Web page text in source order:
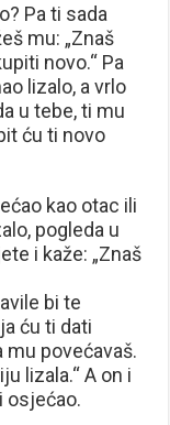
Pa ti sada
mu: „Znaš
novo.“ Pa
lizalo, a vrlo
u tebe, ti mu
ću ti novo
kao otac ili
pogleda u
i kaže: „Znaš
bi te
ću ti dati
mu povećavaš.
lizala.“ A on i
osjećao.